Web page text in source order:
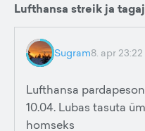
Lufthansa streik ja
Sugram8. apr 23:22
Lufthansa
10.04. Lubas tasuta
homseks